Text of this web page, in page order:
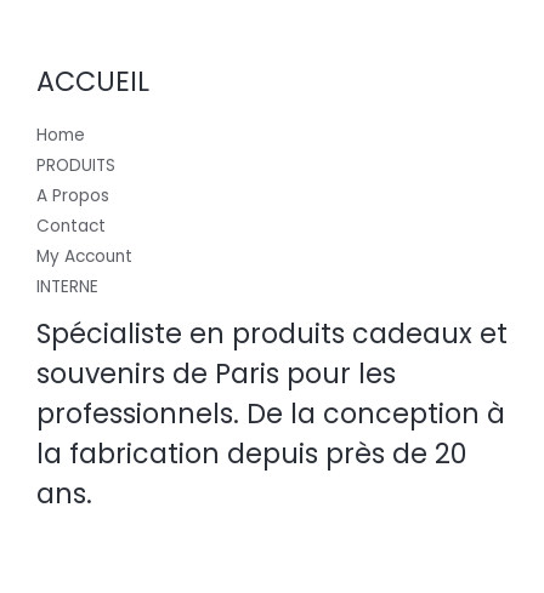
ACCUEIL
Home
PRODUITS
A Propos
Contact
My Account
INTERNE
Spécialiste en produits cadeaux et
souvenirs de Paris pour les
professionnels. De la conception à
la fabrication depuis près de 20
ans.